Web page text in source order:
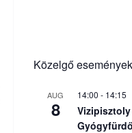
Közelgő események
AUG
8
14:00 - 14:15